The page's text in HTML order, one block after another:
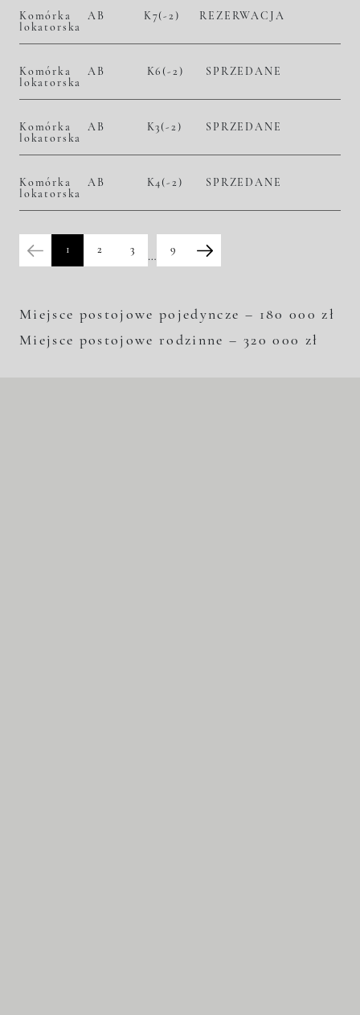
Komórka
lokatorska
AB K7(-2) REZERWACJA
Komórka
lokatorska
AB K6(-2) SPRZEDANE
Komórka
lokatorska
AB K3(-2) SPRZEDANE
Komórka
lokatorska
AB K4(-2) SPRZEDANE
1 2 3
…
9
Miejsce postojowe pojedyncze – 180 000 zł
Miejsce postojowe rodzinne – 320 000 zł